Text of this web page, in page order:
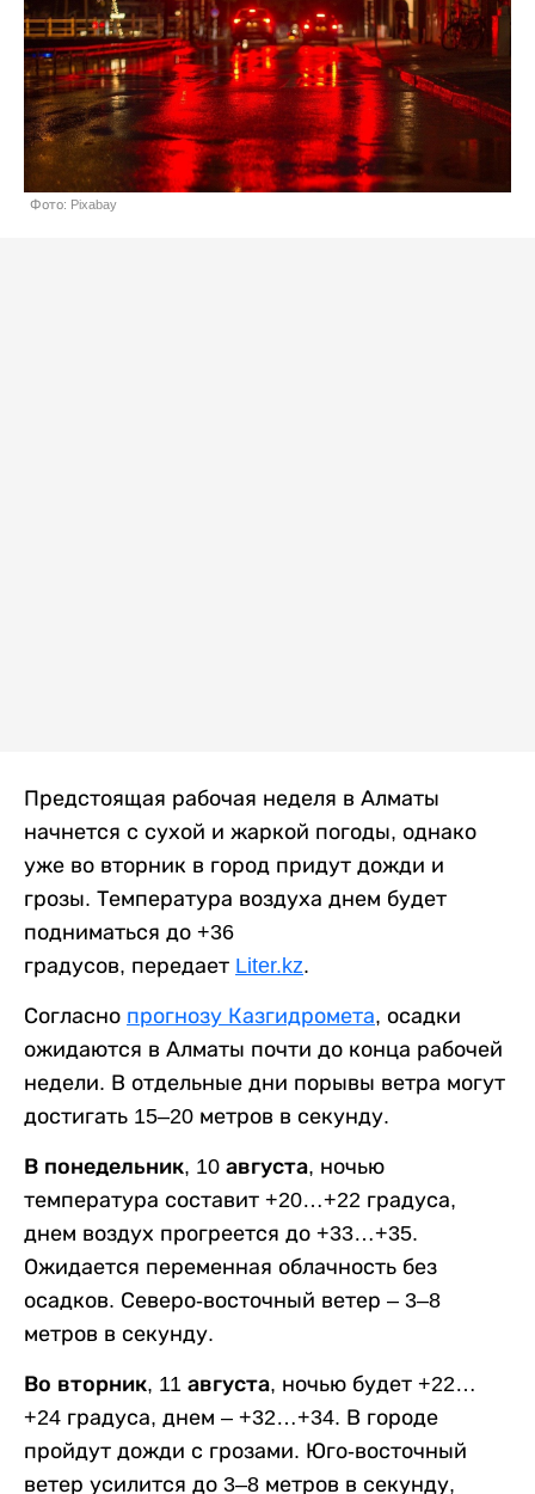
Фото: Pixabay
Предстоящая рабочая неделя в Алматы
начнется с сухой и жаркой погоды, однако
уже во вторник в город придут дожди и
грозы. Температура воздуха днем будет
подниматься до +36
градусов, передает Liter.kz.
Согласно прогнозу Казгидромета, осадки
ожидаются в Алматы почти до конца рабочей
недели. В отдельные дни порывы ветра могут
достигать 15–20 метров в секунду.
В понедельник, 10 августа, ночью
температура составит +20…+22 градуса,
днем воздух прогреется до +33…+35.
Ожидается переменная облачность без
осадков. Северо-восточный ветер – 3–8
метров в секунду.
Во вторник, 11 августа, ночью будет +22…
+24 градуса, днем – +32…+34. В городе
пройдут дожди с грозами. Юго-восточный
ветер усилится до 3–8 метров в секунду,